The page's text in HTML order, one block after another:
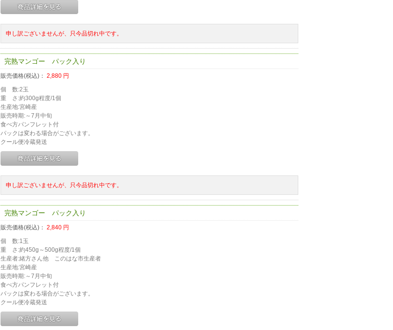
申し訳ございませんが、只今品切れ中です。
完熟マンゴー パック入り
販売価格(税込)：2,880 円
個 数:2玉
重 さ:約300g程度/1個
生産地:宮崎産
販売時期:～7月中旬
食べ方パンフレット付
パックは変わる場合がございます。
クール便冷蔵発送
申し訳ございませんが、只今品切れ中です。
完熟マンゴー パック入り
販売価格(税込)：2,840 円
個 数:1玉
重 さ:約450g～500g程度/1個
生産者:緒方さん他 このはな市生産者
生産地:宮崎産
販売時期:～7月中旬
食べ方パンフレット付
パックは変わる場合がございます。
クール便冷蔵発送